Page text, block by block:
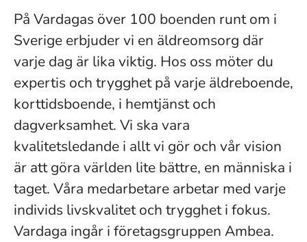
På Vardagas över 100 boenden runt om i
Sverige erbjuder vi en äldreomsorg där
varje dag är lika viktig. Hos oss möter du
expertis och trygghet på varje äldreboende,
korttidsboende, i hemtjänst och
dagverksamhet. Vi ska vara
kvalitetsledande i allt vi gör och vår vision
är att göra världen lite bättre, en människa i
taget. Våra medarbetare arbetar med varje
individs livskvalitet och trygghet i fokus.
Vardaga ingår i företagsgruppen Ambea.